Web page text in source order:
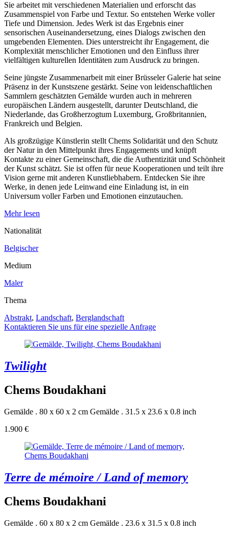
Sie arbeitet mit verschiedenen Materialien und erforscht das
Zusammenspiel von Farbe und Textur. So entstehen Werke voller
Tiefe und Dimension. Jedes Werk ist das Ergebnis einer
sensorischen Auseinandersetzung, eines Dialogs zwischen den
umgebenden Elementen. Dies unterstreicht ihr Engagement, die
Komplexität menschlicher Emotionen und den Einfluss ihrer
vielfältigen kulturellen Identitäten zum Ausdruck zu bringen.
Seine jüngste Zusammenarbeit mit einer Brüsseler Galerie hat seine
Präsenz in der Kunstszene gestärkt. Seine von leidenschaftlichen
Sammlern geschätzten Gemälde wurden auch in mehreren
europäischen Ländern ausgestellt, darunter Deutschland, die
Niederlande, das Großherzogtum Luxemburg, Großbritannien,
Frankreich und Belgien.
Als großzügige Künstlerin stellt Chems Solidarität und den Schutz
der Natur in den Mittelpunkt ihres Engagements und knüpft
Kontakte zu einer Gemeinschaft, die die Authentizität und Schönheit
der Kunst schätzt. Sie ist offen für neue Kooperationen und teilt ihre
Vision gerne mit anderen Kunstliebhabern. Entdecken Sie ihre
Werke, in denen jede Leinwand eine Einladung ist, in ein
Universum voller Farben und Emotionen einzutauchen.
Mehr lesen
Nationalität
Belgischer
Medium
Maler
Thema
Abstrakt, Landschaft, Berglandschaft
Kontaktieren Sie uns für eine spezielle Anfrage
Twilight
Chems Boudakhani
Gemälde . 80 x 60 x 2 cm Gemälde . 31.5 x 23.6 x 0.8 inch
1.900 €
Terre de mémoire / Land of memory
Chems Boudakhani
Gemälde . 60 x 80 x 2 cm Gemälde . 23.6 x 31.5 x 0.8 inch